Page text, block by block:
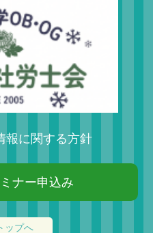
報に関する方針
ナー申込み
ップへ